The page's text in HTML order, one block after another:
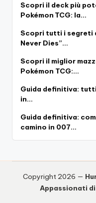
Scopri il deck più
Pokémon TCG: la…
Scopri tutti i segreti
Never Dies”…
Scopri il miglior
Pokémon TCG:…
Guida definitiva:
in…
Guida definitiva:
camino in 007…
Copyright 2026 —
Appassionati